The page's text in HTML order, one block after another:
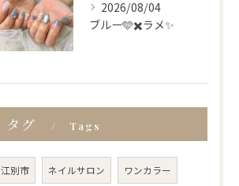
2026/08/04
ブルー🩵✖️ラメ✨
タグ Tags
江別市 ネイルサロン ワンカラー